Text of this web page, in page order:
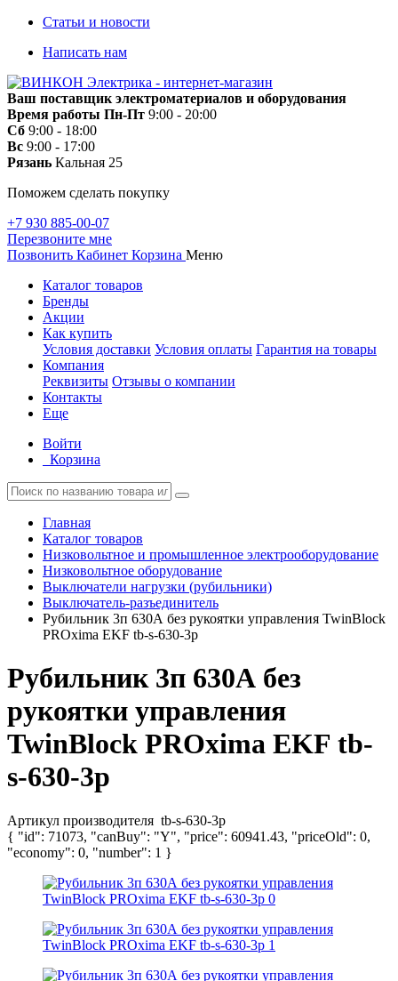
Статьи и новости
Написать нам
Ваш поставщик электроматериалов и оборудования
Время работы Пн-Пт 9:00 - 20:00
Сб 9:00 - 18:00
Вс 9:00 - 17:00
Рязань Кальная 25
Поможем сделать покупку
+7 930 885-00-07
Перезвоните мне
Позвонить Кабинет Корзина Меню
Каталог товаров
Бренды
Акции
Как купить
Условия доставки Условия оплаты Гарантия на товары
Компания
Реквизиты Отзывы о компании
Контакты
Еще
Войти
Корзина
Главная
Каталог товаров
Низковольтное и промышленное электрооборудование
Низковольтное оборудование
Выключатели нагрузки (рубильники)
Выключатель-разъединитель
Рубильник 3п 630А без рукоятки управления TwinBlock
PROxima EKF tb-s-630-3p
Рубильник 3п 630А без
рукоятки управления
TwinBlock PROxima EKF tb-
s-630-3p
Артикул производителя tb-s-630-3p
{ "id": 71073, "canBuy": "Y", "price": 60941.43, "priceOld": 0,
"economy": 0, "number": 1 }